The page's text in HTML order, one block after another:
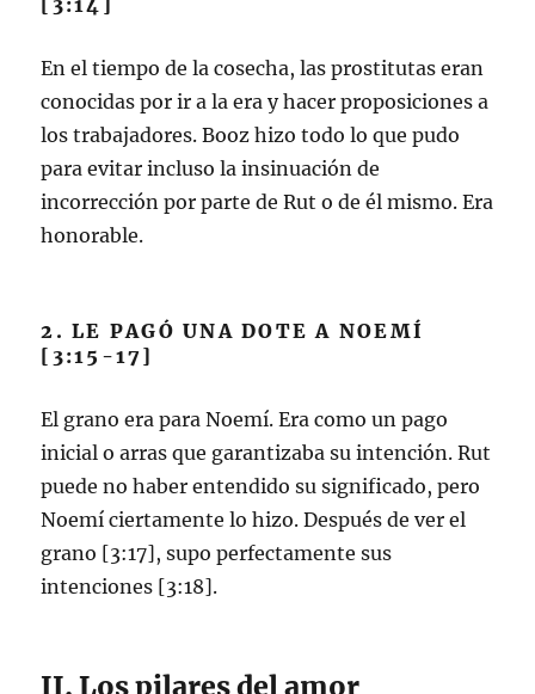
En el tiempo de la cosecha, las prostitutas eran
conocidas por ir a la era y hacer proposiciones a
los trabajadores. Booz hizo todo lo que pudo
para evitar incluso la insinuación de
incorrección por parte de Rut o de él mismo. Era
honorable.
2. LE PAGÓ UNA DOTE A NOEMÍ
[3:15-17]
El grano era para Noemí. Era como un pago
inicial o arras que garantizaba su intención. Rut
puede no haber entendido su significado, pero
Noemí ciertamente lo hizo. Después de ver el
grano [3:17], supo perfectamente sus
intenciones [3:18].
II. Los pilares del amor